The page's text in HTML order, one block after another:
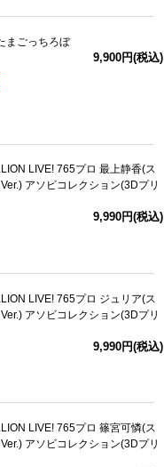
まごっちろぼ
9,900円(税込)
LIVE! 765プロ 最上静香(ス
アソビコレクション(3Dプリ
9,990円(税込)
LIVE! 765プロ ジュリア(ス
アソビコレクション(3Dプリ
9,990円(税込)
LIVE! 765プロ 篠宮可憐(ス
アソビコレクション(3Dプリ